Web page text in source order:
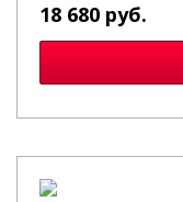
18 680 руб.